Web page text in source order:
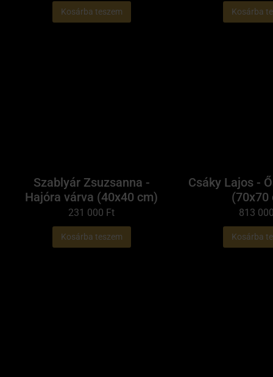
Kosárba teszem Kosárba
Szablyár Zsuzsanna -
Hajóra várva (40x40 cm)
231 000 Ft
Kosárba teszem
Csáky Lajos -
(70x70
813 000
Kosárba